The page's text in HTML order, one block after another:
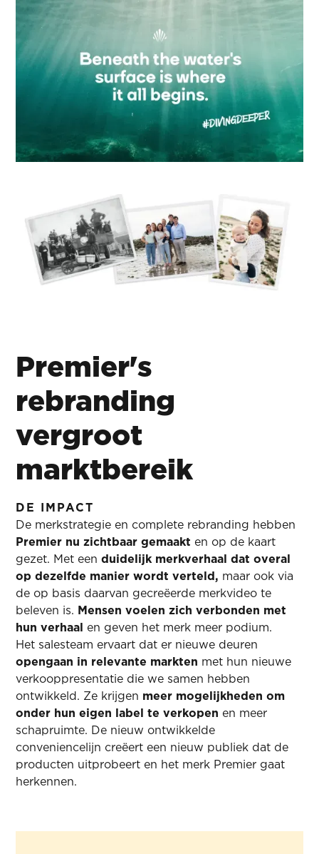
Premier's
rebranding
vergroot
marktbereik
DE IMPACT
De merkstrategie en complete rebranding hebben
Premier nu zichtbaar gemaakt en op de kaart
gezet. Met eenduidelijk merkverhaal dat overal
op dezelfde manier wordt verteld, maar ook via
de op basis daarvan gecreëerde merkvideo te
beleven is. Mensen voelen zich verbonden met
hun verhaal en geven het merk meer podium.
Het salesteam ervaart dat er nieuwe deuren
opengaan in relevante markten met hun nieuwe
verkooppresentatie die we samen hebben
ontwikkeld. Ze krijgen meer mogelijkheden om
onder hun eigen label te verkopen en meer
schapruimte. De nieuw ontwikkelde
conveniencelijn creëert een nieuw publiek dat de
producten uitprobeert en het merk Premier gaat
herkennen.